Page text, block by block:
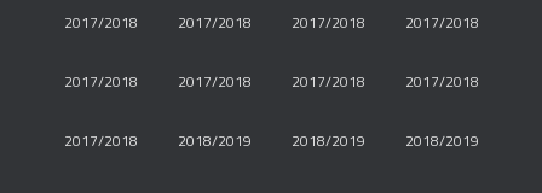
2017/2018 2017/2018 2017/2018 2017/2018
2017/2018 2017/2018 2017/2018 2017/2018
2017/2018 2018/2019 2018/2019 2018/2019